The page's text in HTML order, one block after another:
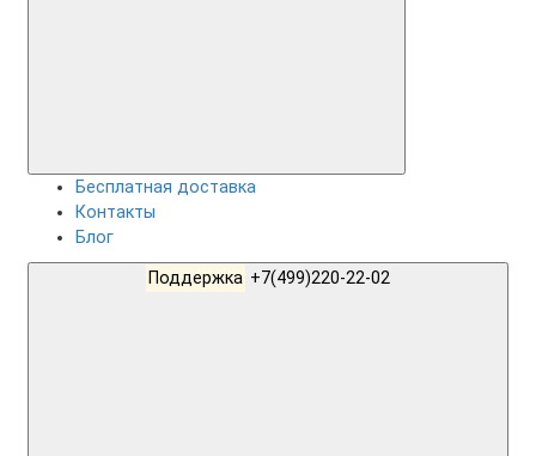
Бесплатная доставка
Контакты
Блог
Поддержка